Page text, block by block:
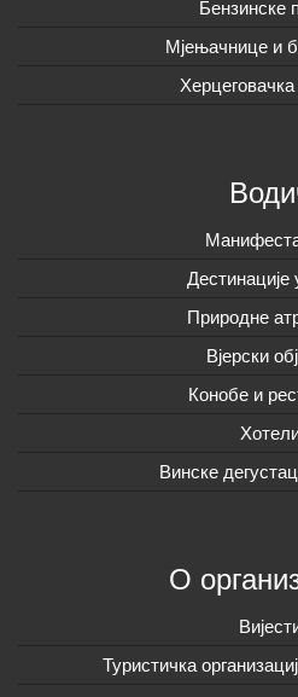
Бензинске
Мјењачнице и
Дестинације
Природне
Вјерски
Конобе и
Винске
О
Туристичка